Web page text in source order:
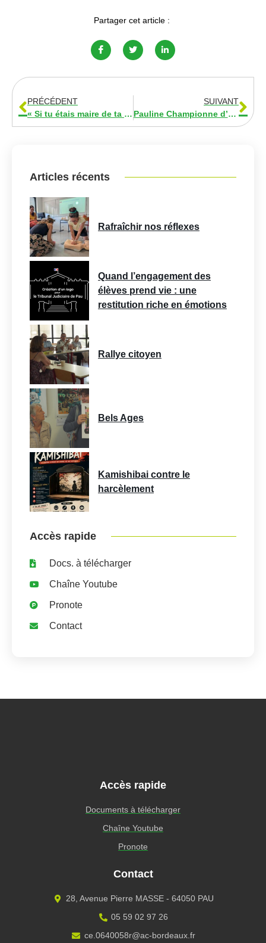
Partager cet article :
PRÉCÉDENT
« Si tu étais maire de ta ville…
SUIVANT
Pauline Championne d’Europe
Articles récents
Rafraîchir nos réflexes
Quand l’engagement des
élèves prend vie : une
restitution riche en émotions
Rallye citoyen
Bels Ages
Kamishibai contre le
harcèlement
Accès rapide
Docs. à télécharger
Chaîne Youtube
Pronote
Contact
Accès rapide
Documents à télécharger
Chaîne Youtube
Pronote
Contact
28, Avenue Pierre MASSE - 64050 PAU
05 59 02 97 26
ce.0640058r@ac-bordeaux.fr